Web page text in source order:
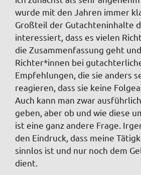
wurde mit den Jahren immer
Großteil der Gutachteninhalte
interessiert, dass es vielen
die Zusammenfassung geht
Richter*innen bei
Empfehlungen, die sie anders
reagieren, dass sie keine
Auch kann man zwar
geben, aber ob und wie diese
ist eine ganz andere Frage.
den Eindruck, dass meine
sinnlos ist und nur noch dem
dient.